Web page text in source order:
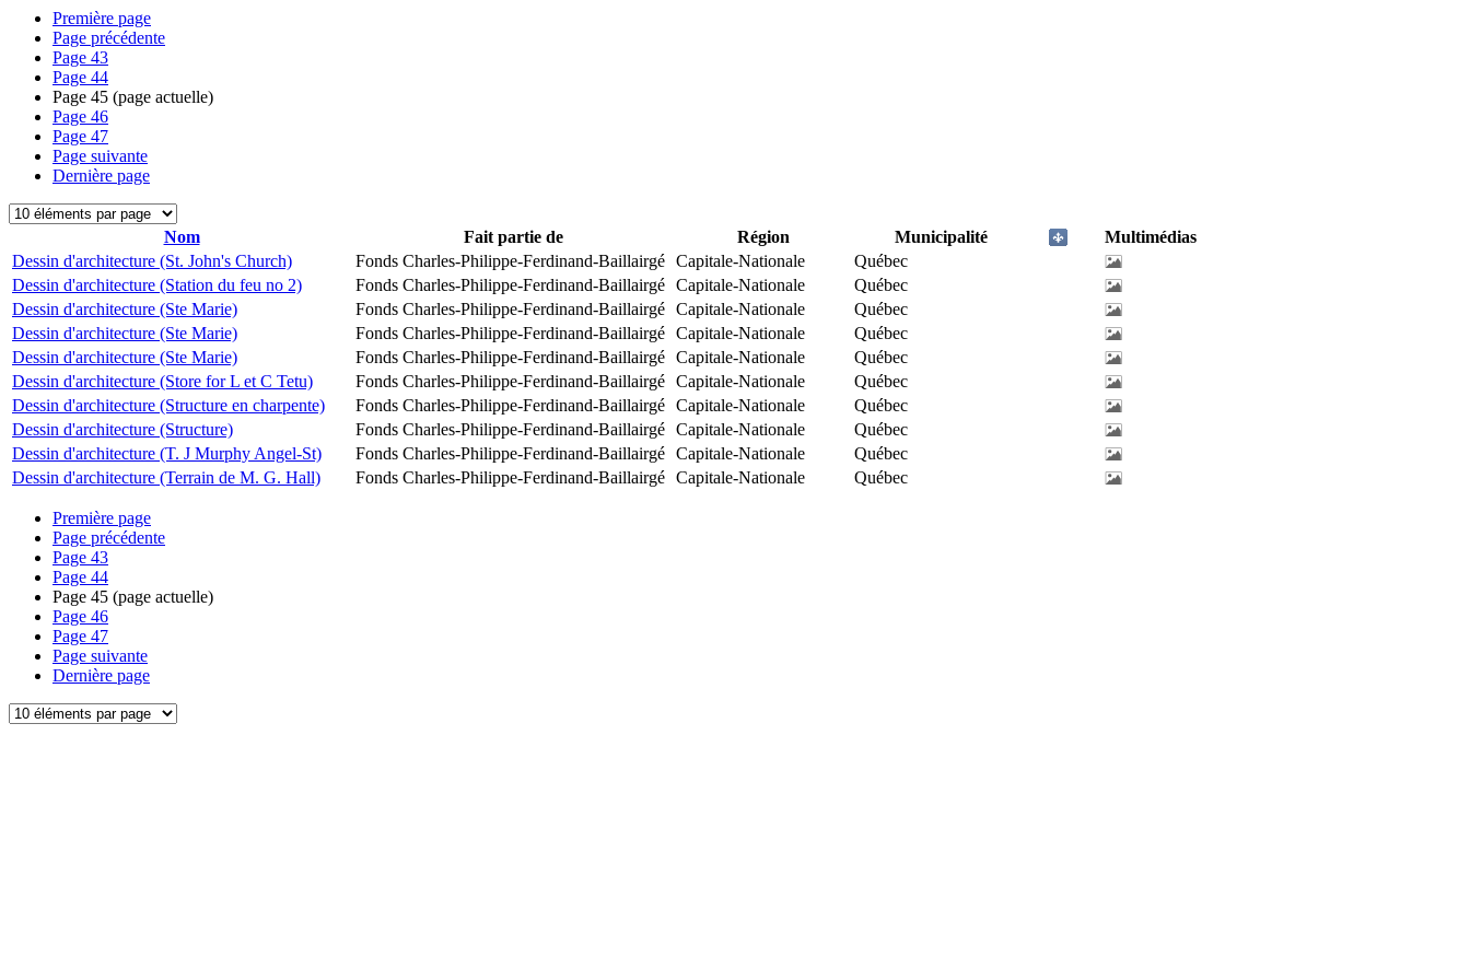
Première page
Page précédente
Page 43
Page 44
Page 45 (page actuelle)
Page 46
Page 47
Page suivante
Dernière page
Nom Fait partie de Région Municipalité
Multimédias
Dessin d'architecture (St. John's Church)
Fonds Charles-Philippe-Ferdinand-Baillairgé Capitale-Nationale
Québec
Dessin d'architecture (Station du feu no 2)
Fonds Charles-Philippe-Ferdinand-Baillairgé Capitale-Nationale
Québec
Dessin d'architecture (Ste Marie)
Fonds Charles-Philippe-Ferdinand-Baillairgé Capitale-Nationale
Québec
Dessin d'architecture (Ste Marie)
Fonds Charles-Philippe-Ferdinand-Baillairgé Capitale-Nationale
Québec
Dessin d'architecture (Ste Marie)
Fonds Charles-Philippe-Ferdinand-Baillairgé Capitale-Nationale
Québec
Dessin d'architecture (Store for L et C Tetu)
Fonds Charles-Philippe-Ferdinand-Baillairgé Capitale-Nationale
Québec
Dessin d'architecture (Structure en charpente)
Fonds Charles-Philippe-Ferdinand-Baillairgé Capitale-Nationale
Québec
Dessin d'architecture (Structure)
Fonds Charles-Philippe-Ferdinand-Baillairgé Capitale-Nationale
Québec
Dessin d'architecture (T. J Murphy Angel-St)
Fonds Charles-Philippe-Ferdinand-Baillairgé Capitale-Nationale
Québec
Dessin d'architecture (Terrain de M. G. Hall)
Fonds Charles-Philippe-Ferdinand-Baillairgé Capitale-Nationale Québec
Première page
Page précédente
Page 43
Page 44
Page 45 (page actuelle)
Page 46
Page 47
Page suivante
Dernière page